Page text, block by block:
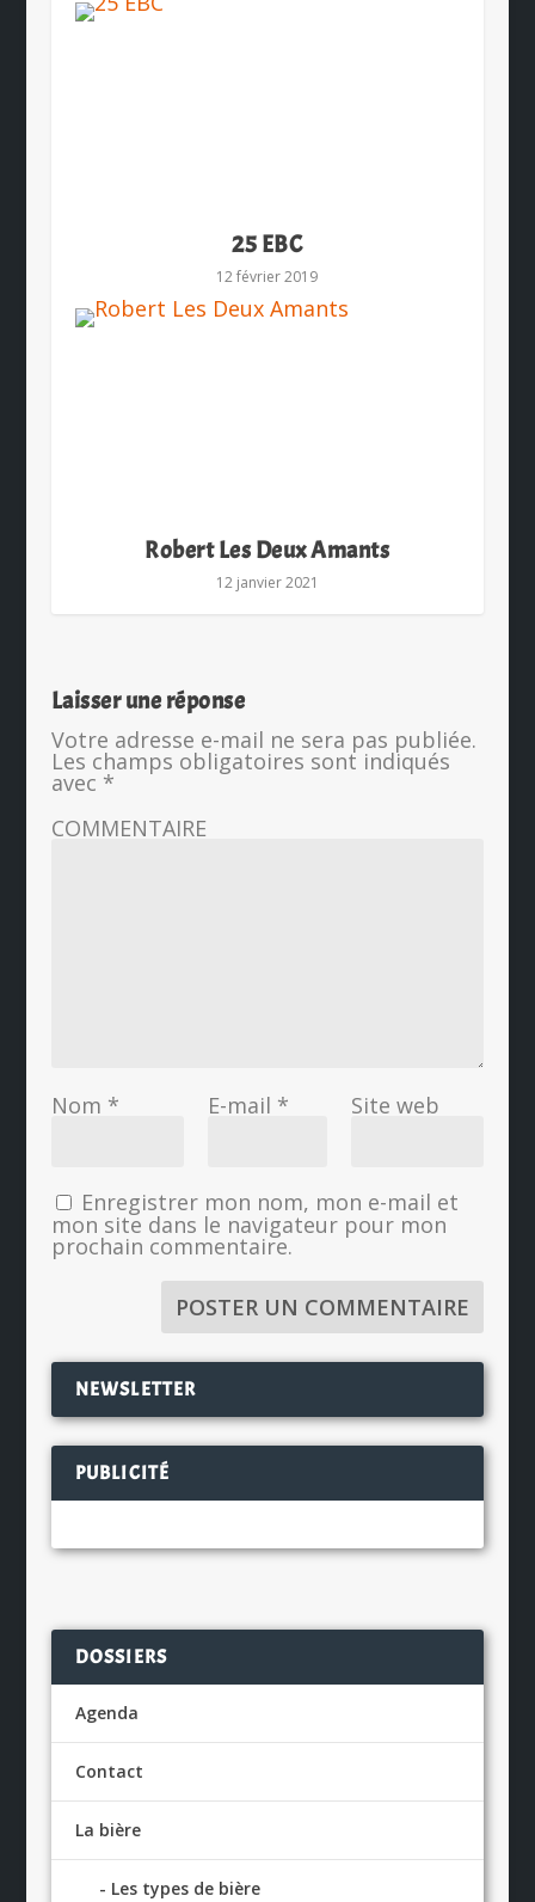
25 EBC
12 février 2019
Robert Les Deux Amants
12 janvier 2021
Laisser une réponse
Votre adresse e-mail ne sera pas publiée.
Les champs obligatoires sont indiqués
avec *
COMMENTAIRE
Nom * E-mail * Site web
Enregistrer mon nom, mon e-mail et
mon site dans le navigateur pour mon
prochain commentaire.
NEWSLETTER
PUBLICITÉ
DOSSIERS
Agenda
Contact
La bière
Les types de bière